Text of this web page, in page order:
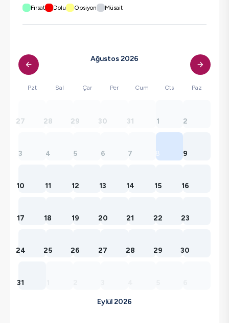
Fırsat Dolu Opsiyon Müsait
Ağustos 2026
Pzt Sal Çar Per Cum Cts Paz
27 28 29 30 31 1 2
3 4 5 6 7 8 9
10 11 12 13 14 15 16
17 18 19 20 21 22 23
24 25 26 27 28 29 30
31
Eylül 2026